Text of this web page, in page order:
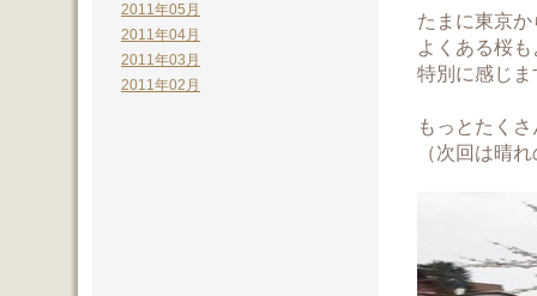
たまに東京
よくある桜
特別に感じま
もっとたく
（次回は晴
2011年05月
2011年04月
2011年03月
2011年02月